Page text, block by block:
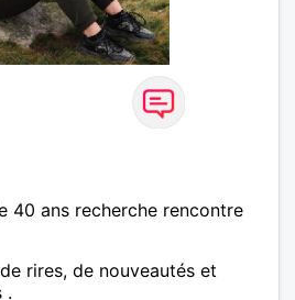
40 ans recherche rencontre
rires, de nouveautés et
.